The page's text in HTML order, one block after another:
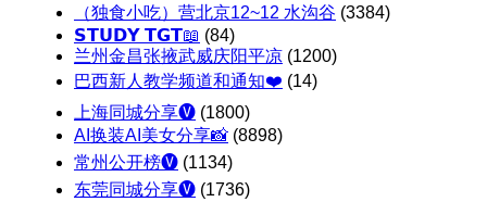
（独食小吃）营北京12~12 水沟谷 (3384)
𝗦𝗧𝗨𝗗𝗬 𝗧𝗚𝗧📖 (84)
兰州金昌张掖武威庆阳平凉 (1200)
巴西新人教学频道和通知❤️ (14)
上海同城分享🅥 (1800)
AI换装AI美女分享📸 (8898)
常州公开榜🅥 (1134)
东莞同城分享🅥 (1736)